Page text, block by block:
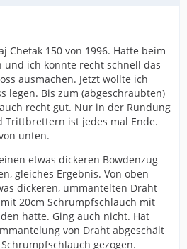
Chetak 150 von 1996. Hatte beim
und ich konnte recht schnell das
ausmachen. Jetzt wollte ich
legen. Bis zum (abgeschraubten)
recht gut. Nur in der Rundung
Trittbrettern ist jedes mal Ende.
unten.
etwas dickeren Bowdenzug
gleiches Ergebnis. Von oben
dickeren, ummantelten Draht
20cm Schrumpfschlauch mit
hatte. Ging auch nicht. Hat
von Draht abgeschält
gezogen.